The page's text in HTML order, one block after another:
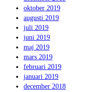
oktober 2019
augusti 2019
juli 2019
juni 2019
maj 2019
mars 2019
februari 2019
januari 2019
december 2018